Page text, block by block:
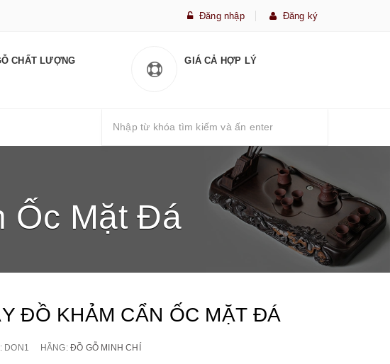
Đăng nhập Đăng ký
CHẤT LƯỢNG GIÁ CẢ HỢP LÝ
Ốc Mặt Đá
ĐỒ KHẢM CẨN ỐC MẶT ĐÁ
DON1 HÃNG:ĐỒ GỖ MINH CHÍ